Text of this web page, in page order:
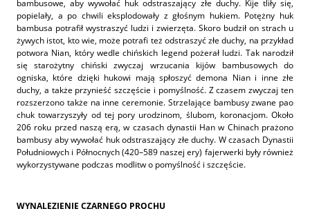
bambusowe, aby wywołać huk odstraszający złe duchy. Kije tliły się,
popielały, a po chwili eksplodowały z głośnym hukiem. Potężny huk
bambusa potrafił wystraszyć ludzi i zwierzęta. Skoro budził on strach u
żywych istot, kto wie, może potrafi też odstraszyć złe duchy, na przykład
potwora Nian, który wedle chińskich legend pożerał ludzi. Tak narodził
się starożytny chiński zwyczaj wrzucania kijów bambusowych do
ogniska, które dzięki hukowi mają spłoszyć demona Nian i inne złe
duchy, a także przynieść szczęście i pomyślność. Z czasem zwyczaj ten
rozszerzono także na inne ceremonie. Strzelające bambusy zwane pao
chuk towarzyszyły od tej pory urodzinom, ślubom, koronacjom. Około
206 roku przed naszą erą, w czasach dynastii Han w Chinach prażono
bambusy aby wywołać huk odstraszający złe duchy. W czasach Dynastii
Południowych i Północnych (420–589 naszej ery) fajerwerki były również
wykorzystywane podczas modlitw o pomyślność i szczęście.
WYNALEZIENIE CZARNEGO PROCHU